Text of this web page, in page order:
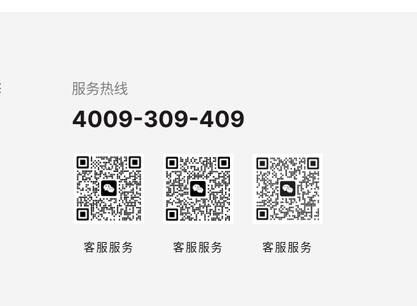
服务热线
4009-309-409
客服服务 客服服务 客服服务